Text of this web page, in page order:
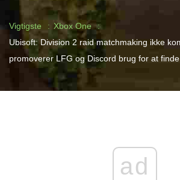
Vigtigste
Xbox One
Ubisoft: Division 2 raid matchmaking ikke
promoverer LFG og Discord brug for at
ad